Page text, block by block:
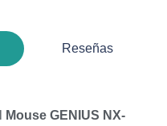
Reseñas
Mouse GENIUS NX-